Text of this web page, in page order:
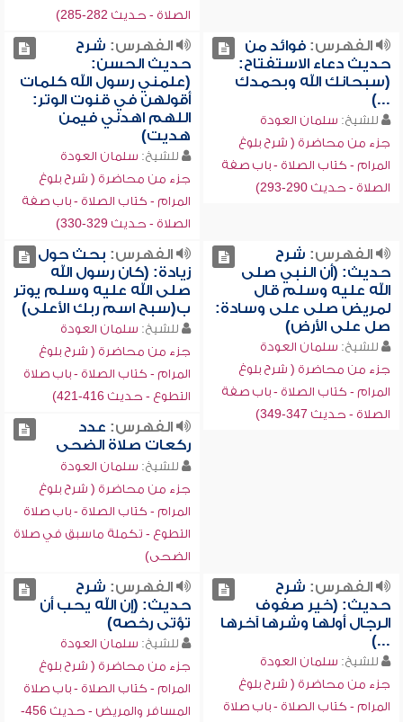
الصلاة - حديث 282-285)
الفهرس:فوائد من
حديث دعاء الاستفتاح:
(سبحانك الله وبحمدك
...)
للشيخ: سلمان العودة
جزء من محاضرة ( شرح بلوغ
المرام - كتاب الصلاة - باب صفة
الصلاة - حديث 290-293)
الفهرس: شرح
حديث الحسن:
(علمني رسول الله كلمات
أقولهن في قنوت الوتر:
اللهم اهدني فيمن
هديت)
للشيخ: سلمان العودة
جزء من محاضرة ( شرح بلوغ
المرام - كتاب الصلاة - باب صفة
الصلاة - حديث 329-330)
الفهرس: شرح
حديث: (أن النبي صلى
الله عليه وسلم قال
لمريض صلى على وسادة:
صل على الأرض)
للشيخ: سلمان العودة
جزء من محاضرة ( شرح بلوغ
المرام - كتاب الصلاة - باب صفة
الصلاة - حديث 347-349)
الفهرس: بحث حول
زيادة: (كان رسول الله
صلى الله عليه وسلم يوتر
ب(سبح اسم ربك الأعلى)
للشيخ: سلمان العودة
جزء من محاضرة ( شرح بلوغ
المرام - كتاب الصلاة - باب صلاة
التطوع - حديث 416-421)
الفهرس: عدد
ركعات صلاة الضحى
للشيخ: سلمان العودة
جزء من محاضرة ( شرح بلوغ
المرام - كتاب الصلاة - باب صلاة
التطوع - تكملة ماسبق في صلاة
الضحى)
الفهرس: شرح
حديث: (خير صفوف
الرجال أولها وشرها آخرها
...)
للشيخ: سلمان العودة
جزء من محاضرة ( شرح بلوغ
المرام - كتاب الصلاة - باب صلاة
الفهرس: شرح
حديث: (إن الله يحب أن
تؤتى رخصه)
للشيخ: سلمان العودة
جزء من محاضرة ( شرح بلوغ
المرام - كتاب الصلاة - باب صلاة
المسافر والمريض - حديث 456-